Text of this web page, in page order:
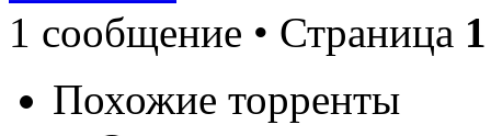
1 сообщение • Страница 1
Похожие торренты